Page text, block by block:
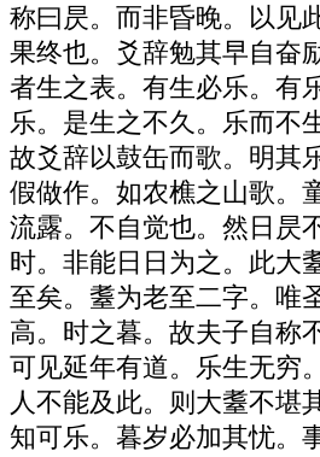
称曰昃。而非昏晚。以见
果终也。爻辞勉其早自奋
者生之表。有生必乐。有
乐。是生之不久。乐而不
故爻辞以鼓缶而歌。明其
假做作。如农樵之山歌。
流露。不自觉也。然日昃
时。非能日日为之。此大
至矣。耋为老至二字。唯
高。时之暮。故夫子自称
可见延年有道。乐生无穷
人不能及此。则大耋不堪
知可乐。暮岁必加其忧。